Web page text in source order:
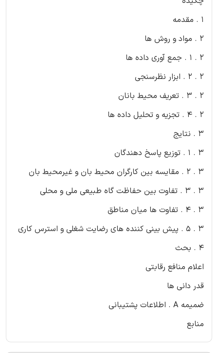
1 . مقدمه
2 . مواد و روش ها
2 . 1 . جمع آوری داده ها
2 . 2 . ابزار نظرسنجی
2 . 3 . تعریف محیط بانان
2 . 4 . تجزیه و تحلیل داده ها
3 . نتایج
3 . 1 . توزیع پاسخ دهندگان
3 . 2 . مقایسه بین کارگران محیط بان و غیرمحیط بان
3 . 3 . تفاوت بین حفاظت گاه طبیعی ملی و محلی
3 . 4 . تفاوت ها میان مناطق
3 . 5 . پیش بینی کننده های رضایت شغلی و استرس کاری
4 . بحث
اعلام منافع رقابتی
قدر دانی ها
ضمیمه A . اطلاعات پشتیبانی
منابع